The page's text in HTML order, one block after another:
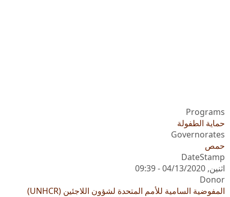
Programs
حماية الطفولة
Governorates
حمص
DateStamp
اثنين, 04/13/2020 - 09:39
Donor
المفوضية السامية للأمم المتحدة لشؤون اللاجئين (UNHCR)